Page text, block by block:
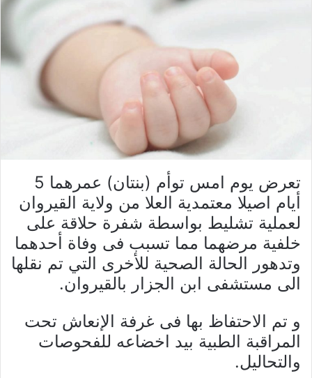
تعرض يوم امس توأم (بنتان) عمرهما 5
أيام اصيلا معتمدية العلا من ولاية القيروان
لعملية تشليط بواسطة شفرة حلاقة على
خلفية مرضهما مما تسبب فى وفاة أحدهما
وتدهور الحالة الصحية للأخرى التي تم نقلها
الى مستشفى ابن الجزار بالقيروان.
و تم الاحتفاظ بها فى غرفة الإنعاش تحت
المراقبة الطبية بيد اخضاعه للفحوصات
والتحاليل.